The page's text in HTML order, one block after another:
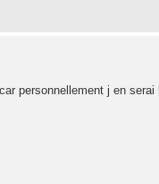
personnellement j en serai